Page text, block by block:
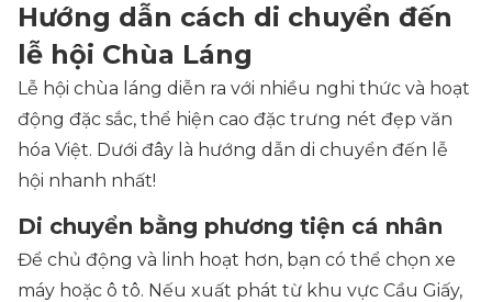
Hướng dẫn cách di chuyển đến
lễ hội Chùa Láng
Lễ hội chùa láng diễn ra với nhiều nghi thức và hoạt
động đặc sắc, thể hiện cao đặc trưng nét đẹp văn
hóa Việt. Dưới đây là hướng dẫn di chuyển đến lễ
hội nhanh nhất!
Di chuyển bằng phương tiện cá nhân
Để chủ động và linh hoạt hơn, bạn có thể chọn xe
máy hoặc ô tô. Nếu xuất phát từ khu vực Cầu Giấy,